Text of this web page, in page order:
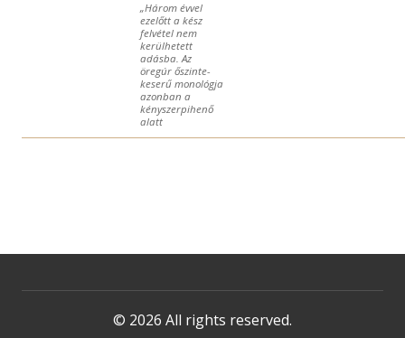
„Három évvel
ezelőtt a kész
felvétel nem
kerülhetett
adásba. Az
öregúr őszinte­
keserű monológja
azonban a
kényszer­pihenő
alatt
© 2026 All rights reserved.